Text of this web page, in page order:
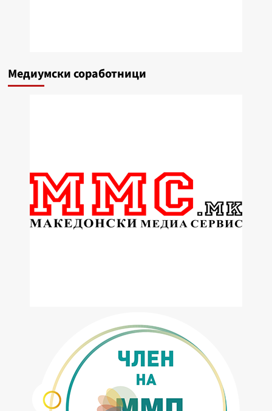
Медиумски соработници